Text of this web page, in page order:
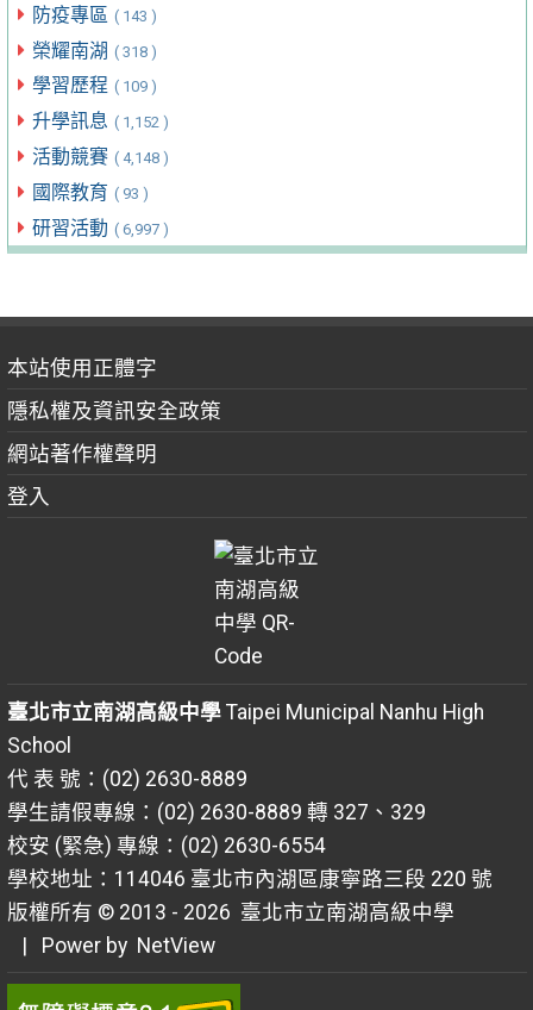
防疫專區 ( 143 )
榮耀南湖 ( 318 )
學習歷程 ( 109 )
升學訊息 ( 1,152 )
活動競賽 ( 4,148 )
國際教育 ( 93 )
研習活動 ( 6,997 )
本站使用正體字
隱私權及資訊安全政策
網站著作權聲明
登入
臺北市立南湖高級中學Taipei Municipal Nanhu High
School
代 表 號：(02) 2630-8889
學生請假專線：(02) 2630-8889 轉 327、329
校安 (緊急) 專線：(02) 2630-6554
學校地址：114046 臺北市內湖區康寧路三段 220 號
版權所有 © 2013 - 2026 臺北市立南湖高級中學
| Power by NetView